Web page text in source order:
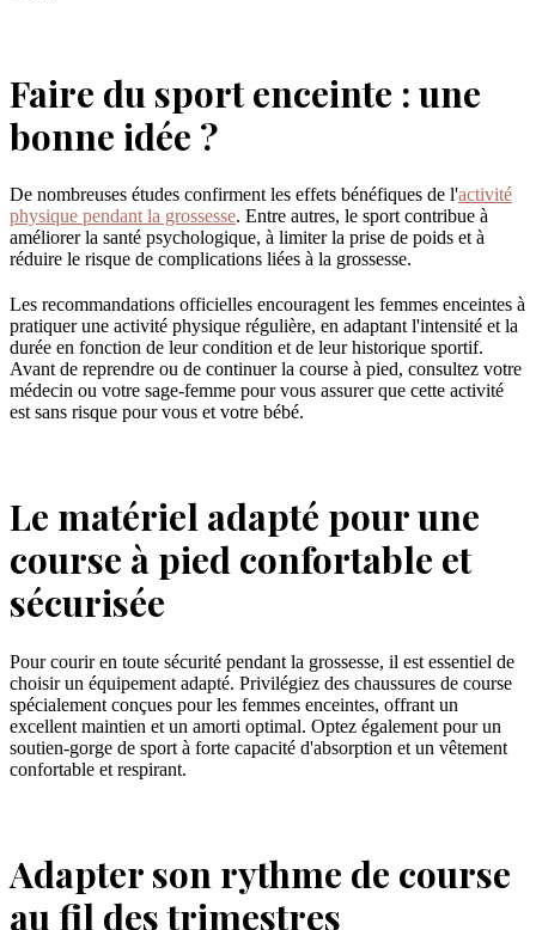
Faire du sport enceinte : une
bonne idée ?
De nombreuses études confirment les effets bénéfiques de l'activité
physique pendant la grossesse. Entre autres, le sport contribue à
améliorer la santé psychologique, à limiter la prise de poids et à
réduire le risque de complications liées à la grossesse.
Les recommandations officielles encouragent les femmes enceintes à
pratiquer une activité physique régulière, en adaptant l'intensité et la
durée en fonction de leur condition et de leur historique sportif.
Avant de reprendre ou de continuer la course à pied, consultez votre
médecin ou votre sage-femme pour vous assurer que cette activité
est sans risque pour vous et votre bébé.
Le matériel adapté pour une
course à pied confortable et
sécurisée
Pour courir en toute sécurité pendant la grossesse, il est essentiel de
choisir un équipement adapté. Privilégiez des chaussures de course
spécialement conçues pour les femmes enceintes, offrant un
excellent maintien et un amorti optimal. Optez également pour un
soutien-gorge de sport à forte capacité d'absorption et un vêtement
confortable et respirant.
Adapter son rythme de course
au fil des trimestres